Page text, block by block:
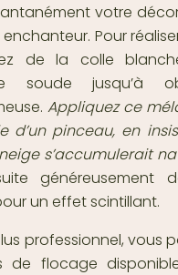
votre
Pour
de la colle
soude jusqu’à
Appliquez ce
d’un pinceau, en
s’accumulerait
généreusement
un effet scintillant.
professionnel, vous
de flocage